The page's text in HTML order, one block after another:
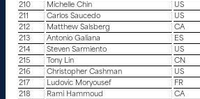
210
Michelle Chin US
211
Carlos Saucedo US
212
Matthew Salsberg CA
213
Antonio Galiana ES
214
Steven Sarmiento US
215
Tony Lin CN
216
Christopher Cashman US
217
Ludovic Moryousef FR
218
Rami Hammoud CA